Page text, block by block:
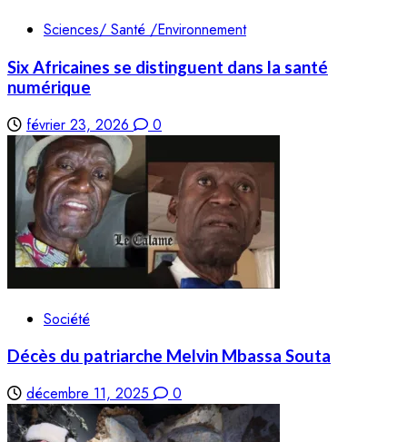
Sciences/ Santé /Environnement
Six Africaines se distinguent dans la santé
numérique
février 23, 2026 0
Société
Décès du patriarche Melvin Mbassa Souta
décembre 11, 2025 0